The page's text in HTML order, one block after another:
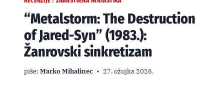
“Metalstorm: The Destruction
of Jared-Syn” (1983.):
Žanrovski sinkretizam
piše: Marko Mihalinec 27. ožujka 2026.